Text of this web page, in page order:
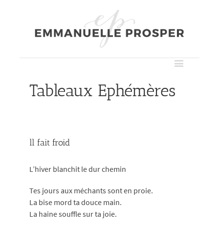
Tableaux Ephémères
ll fait froid
L’hiver blanchit le dur chemin
Tes jours aux méchants sont en proie.
La bise mord ta douce main.
La haine souffle sur ta joie.